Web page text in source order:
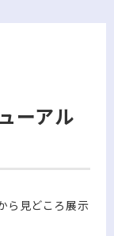
ーアル
ら見どころ展示